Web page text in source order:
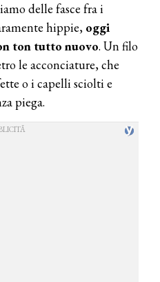
delle fasce fra i
hippie, oggi
ton tutto nuovo. Un filo
le acconciature, che
o i capelli sciolti e
piega.